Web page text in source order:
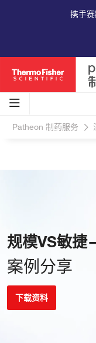
携手
Patheon 制药服务
规模VS敏捷
案例分享
下载资料